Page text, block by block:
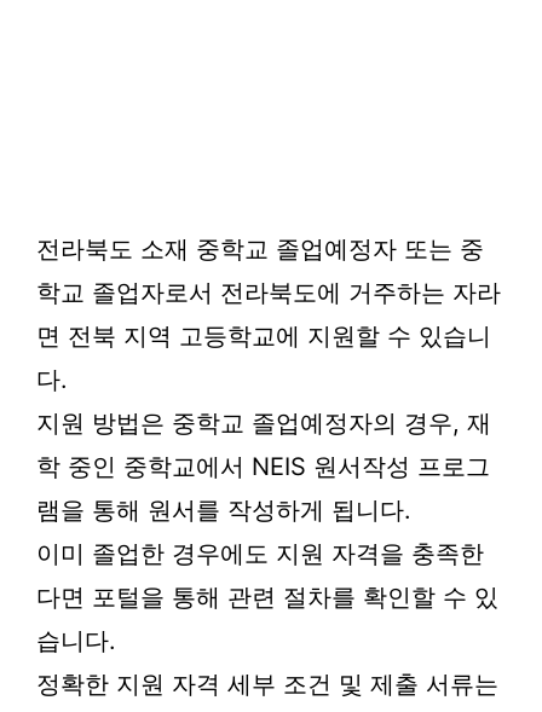
전라북도 소재 중학교 졸업예정자 또는 중
학교 졸업자로서 전라북도에 거주하는 자라
면 전북 지역 고등학교에 지원할 수 있습니
다.
지원 방법은 중학교 졸업예정자의 경우, 재
학 중인 중학교에서 NEIS 원서작성 프로그
램을 통해 원서를 작성하게 됩니다.
이미 졸업한 경우에도 지원 자격을 충족한
다면 포털을 통해 관련 절차를 확인할 수 있
습니다.
정확한 지원 자격 세부 조건 및 제출 서류는